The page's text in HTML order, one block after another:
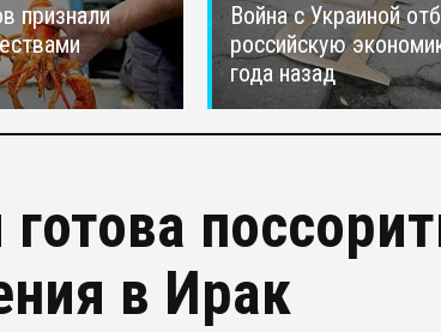
признали
Война с Украиной
российскую
года назад
готова
в Ирак